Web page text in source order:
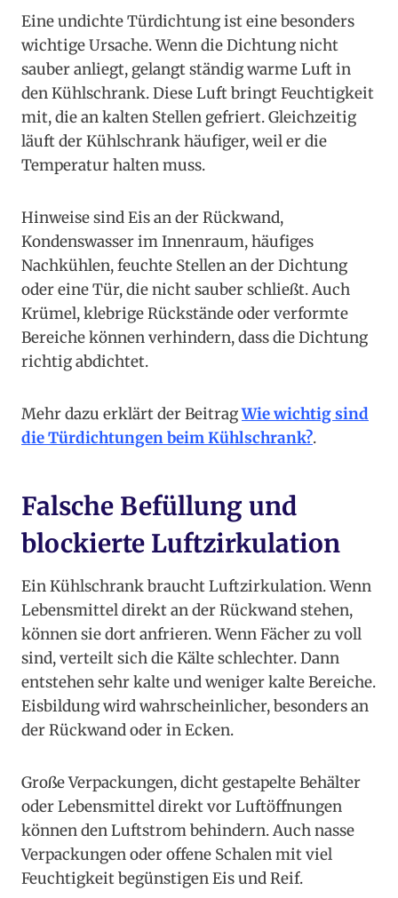
Eine undichte Türdichtung ist eine besonders
wichtige Ursache. Wenn die Dichtung nicht
sauber anliegt, gelangt ständig warme Luft in
den Kühlschrank. Diese Luft bringt Feuchtigkeit
mit, die an kalten Stellen gefriert. Gleichzeitig
läuft der Kühlschrank häufiger, weil er die
Temperatur halten muss.
Hinweise sind Eis an der Rückwand,
Kondenswasser im Innenraum, häufiges
Nachkühlen, feuchte Stellen an der Dichtung
oder eine Tür, die nicht sauber schließt. Auch
Krümel, klebrige Rückstände oder verformte
Bereiche können verhindern, dass die Dichtung
richtig abdichtet.
Mehr dazu erklärt der BeitragWie wichtig sind
die Türdichtungen beim Kühlschrank?.
Falsche Befüllung und
blockierte Luftzirkulation
Ein Kühlschrank braucht Luftzirkulation. Wenn
Lebensmittel direkt an der Rückwand stehen,
können sie dort anfrieren. Wenn Fächer zu voll
sind, verteilt sich die Kälte schlechter. Dann
entstehen sehr kalte und weniger kalte Bereiche.
Eisbildung wird wahrscheinlicher, besonders an
der Rückwand oder in Ecken.
Große Verpackungen, dicht gestapelte Behälter
oder Lebensmittel direkt vor Luftöffnungen
können den Luftstrom behindern. Auch nasse
Verpackungen oder offene Schalen mit viel
Feuchtigkeit begünstigen Eis und Reif.